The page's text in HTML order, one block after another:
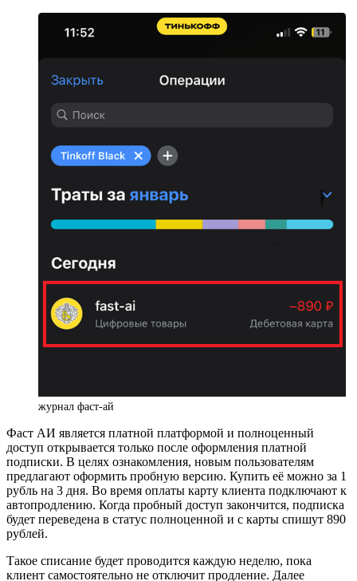
журнал фаст-ай
Фаст АИ является платной платформой и полноценный
доступ открывается только после оформления платной
подписки. В целях ознакомления, новым пользователям
предлагают оформить пробную версию. Купить её можно за 1
рубль на 3 дня. Во время оплаты карту клиента подключают к
автопродлению. Когда пробный доступ закончится, подписка
будет переведена в статус полноценной и с карты спишут 890
рублей.
Такое списание будет проводится каждую неделю, пока
клиент самостоятельно не отключит продление. Далее